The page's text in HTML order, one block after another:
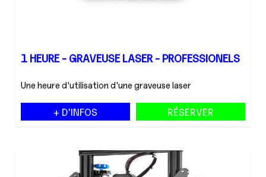
1 HEURE - GRAVEUSE LASER - PROFESSIONELS
Une heure d'utilisation d'une graveuse laser
RÉSERVER
+ D'INFOS